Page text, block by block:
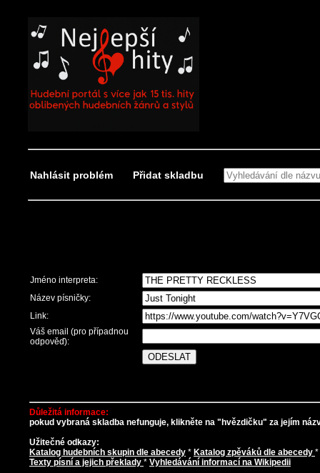
Nahlásit problém Přidat skladbu
Jméno interpreta:
Název písničky:
Link:
Váš email (pro případnou
odpověď):
Důležitá informace:
pokud vybraná skladba nefunguje, klikněte na "hvězdičku" za jejím
Užitečné odkazy:
Katalog hudebních skupin dle abecedy * Katalog zpěváků dle abecedy *
Texty písní a jejich překlady * Vyhledávání informací na Wikipedii